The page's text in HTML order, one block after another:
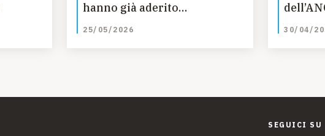
hanno già aderito
all’iniziativa
25/05/2026 30/04/
SEGUICI SU